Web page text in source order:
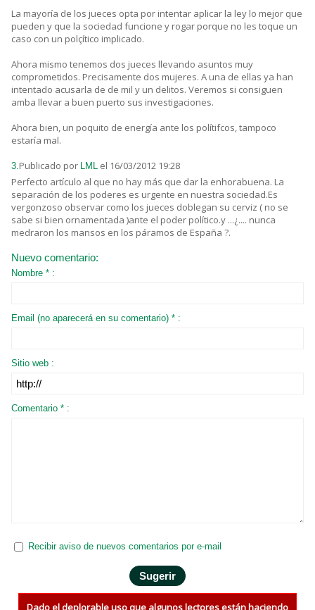
La mayoría de los jueces opta por intentar aplicar la ley lo mejor que
pueden y que la sociedad funcione y rogar porque no les toque un
caso con un polçítico implicado.
Ahora mismo tenemos dos jueces llevando asuntos muy
comprometidos. Precisamente dos mujeres. A una de ellas ya han
intentado acusarla de de mil y un delitos. Veremos si consiguen
amba llevar a buen puerto sus investigaciones.
Ahora bien, un poquito de energía ante los polítifcos, tampoco
estaría mal.
3.Publicado por LML el 16/03/2012 19:28
Perfecto artículo al que no hay más que dar la enhorabuena. La
separación de los poderes es urgente en nuestra sociedad.Es
vergonzoso observar como los jueces doblegan su cerviz ( no se
sabe si bien ornamentada )ante el poder político.y ...¿.... nunca
medraron los mansos en los páramos de España ?.
Nuevo comentario:
Nombre * :
Email (no aparecerá en su comentario) * :
Sitio web :
Comentario * :
Recibir aviso de nuevos comentarios por e-mail
Dado el deplorable uso que algunos lectores están haciendo